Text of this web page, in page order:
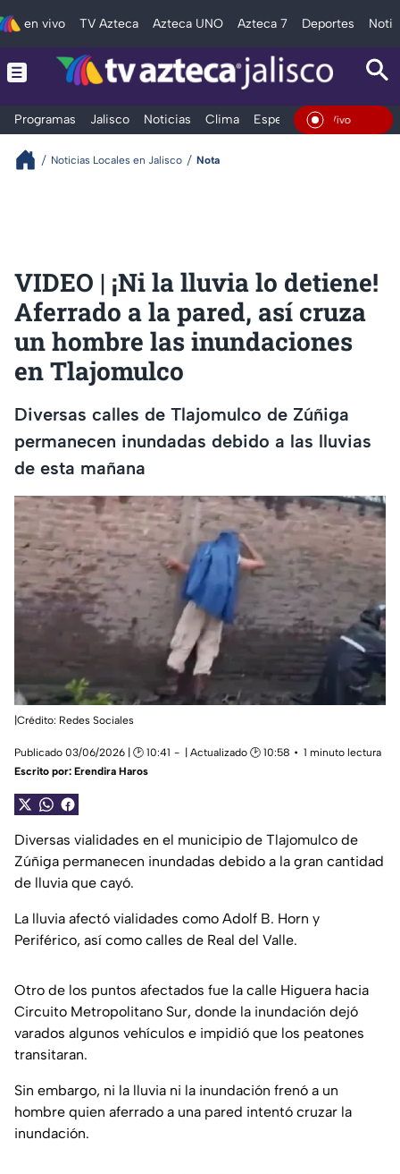
en vivo TV Azteca Azteca UNO Azteca 7 Deportes
Programas Jalisco Noticias Clima Espectáculos Deportes
En Vivo
Noticias Locales en Jalisco Nota
VIDEO | ¡Ni la lluvia lo detiene!
Aferrado a la pared, así cruza
un hombre las inundaciones
en Tlajomulco
Diversas calles de Tlajomulco de Zúñiga
permanecen inundadas debido a las lluvias
de esta mañana
|Crédito: Redes Sociales
Publicado 03/06/2026 | 🕑 10:41 | Actualizado 🕑 10:58
1 minuto lectura
Escrito por: Erendira Haros
Diversas vialidades en el municipio de Tlajomulco de
Zúñiga permanecen inundadas debido a la gran cantidad
de lluvia que cayó.
La lluvia afectó vialidades como Adolf B. Horn y
Periférico, así como calles de Real del Valle.
Otro de los puntos afectados fue la calle Higuera hacia
Circuito Metropolitano Sur, donde la inundación dejó
varados algunos vehículos e impidió que los peatones
transitaran.
Sin embargo, ni la lluvia ni la inundación frenó a un
hombre quien aferrado a una pared intentó cruzar la
inundación.